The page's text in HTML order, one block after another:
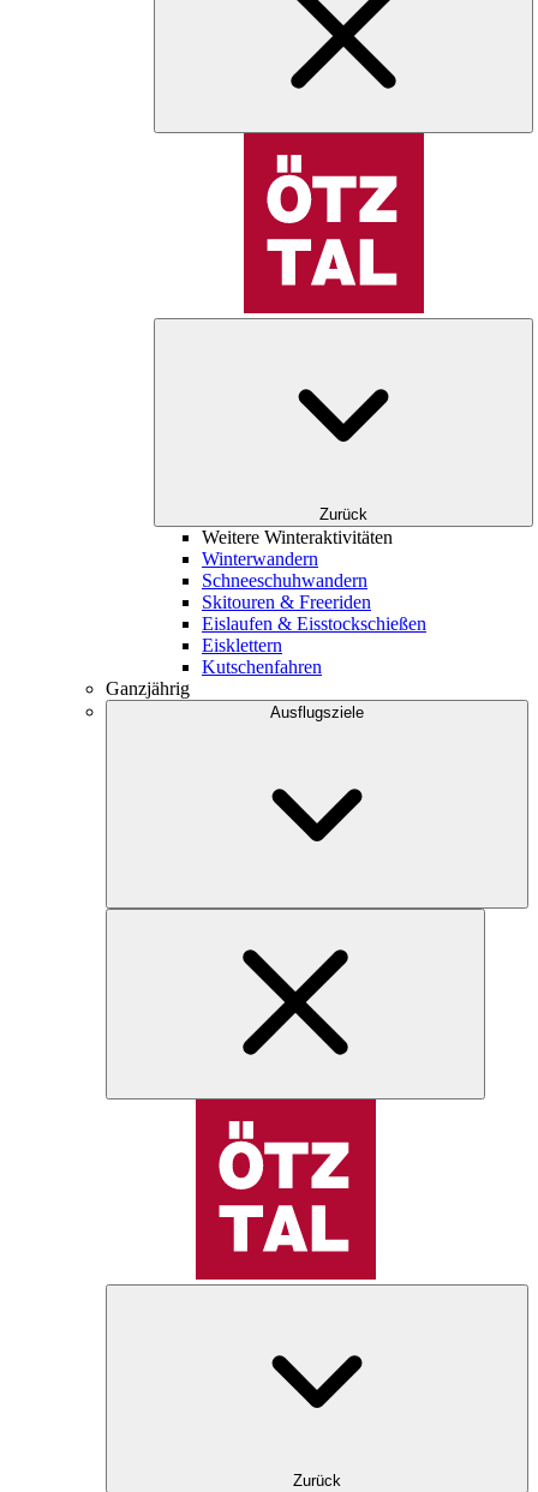
Zurück
Weitere Winteraktivitäten
Winterwandern
Schneeschuhwandern
Skitouren & Freeriden
Eislaufen & Eisstockschießen
Eisklettern
Kutschenfahren
Ganzjährig
Ausflugsziele
Zurück